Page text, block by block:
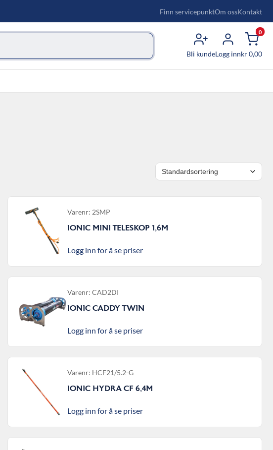
Finn servicepunktOm ossKontakt
Bli kundeLogg inn
0
kr0,00
Varenr: 2SMP
IONIC MINI TELESKOP 1,6M
Logg inn for å se priser
Varenr: CAD2DI
IONIC CADDY TWIN
Logg inn for å se priser
Varenr: HCF21/5.2-G
IONIC HYDRA CF 6,4M
Logg inn for å se priser